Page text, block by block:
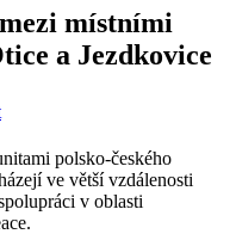
místními
a Jezdkovice
polsko-českého
ve větší vzdálenosti
v oblasti